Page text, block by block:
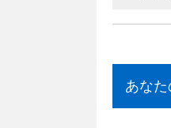
あな